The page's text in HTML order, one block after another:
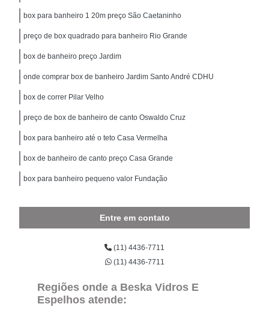
box para banheiro 1 20m preço São Caetaninho
preço de box quadrado para banheiro Rio Grande
box de banheiro preço Jardim
onde comprar box de banheiro Jardim Santo André CDHU
box de correr Pilar Velho
preço de box de banheiro de canto Oswaldo Cruz
box para banheiro até o teto Casa Vermelha
box de banheiro de canto preço Casa Grande
box para banheiro pequeno valor Fundação
Entre em contato
(11) 4436-7711
(11) 4436-7711
Regiões onde a Beska Vidros E
Espelhos atende: